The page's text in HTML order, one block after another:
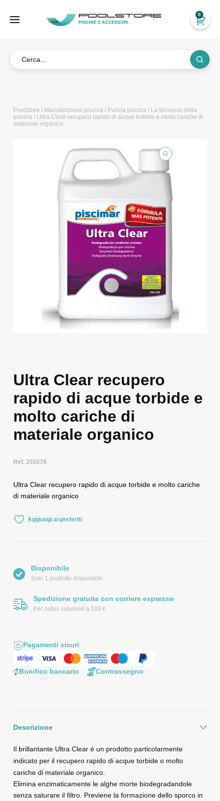
0
PoolStore / Manutenzione piscina/ Pulizia piscina/ La farmacia della
piscina/ Ultra Clear recupero rapido di acque torbide e molto cariche di
materiale organico
Ultra Clear recupero
rapido di acque torbide e
molto cariche di
materiale organico
Ref. 201078
Ultra Clear recupero rapido di acque torbide e molto cariche
di materiale organico
Aggiungi ai preferiti
Disponibile
Solo 1 prodotto disponibile
Spedizione gratuita con corriere espresso
Per ordini superiori a 100 €
Pagamenti sicuri
Bonifico bancario Contrassegno
Descrizione
Il brillantante Ultra Clear è un prodotto particolarmente
indicato per il recupero rapido di acque torbide o molto
cariche di materiale organico.
Elimina enzimaticamente le alghe morte biodegradandole
senza saturare il filtro. Previene la formazione dello sporco in